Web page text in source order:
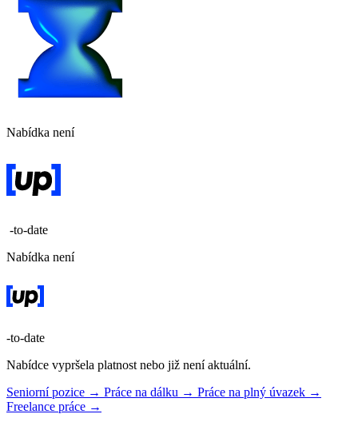
Nabídka není
-to-date
Nabídka není
-to-date
Nabídce vypršela platnost nebo již není aktuální.
Seniorní pozice → Práce na dálku → Práce na plný úvazek →
Freelance práce →